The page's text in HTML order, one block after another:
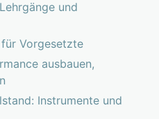
und
Vorgesetzte
ausbauen,
Instrumente und